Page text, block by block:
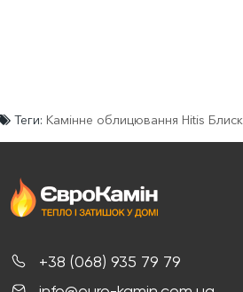
Теги: Камінне облицювання Hitis Блиск
+38 (068) 935 79 79